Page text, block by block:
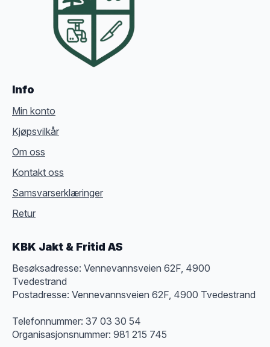
Info
Min konto
Kjøpsvilkår
Om oss
Kontakt oss
Samsvarserklæringer
Retur
KBK Jakt & Fritid AS
Besøksadresse: Vennevannsveien 62F, 4900
Tvedestrand
Postadresse: Vennevannsveien 62F, 4900 Tvedestrand
Telefonnummer: 37 03 30 54
Organisasjonsnummer: 981 215 745